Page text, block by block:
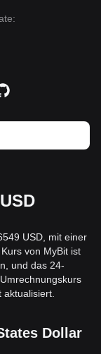
USD, mit einer
von MyBit ist
und das 24-
Dollar